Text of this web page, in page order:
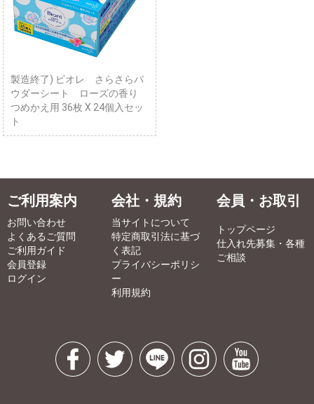
製造終了) ビオレ さらさらパ
ウダーシート ローズの香り
つめかえ用 36枚 X 24個入セッ
ト
ご利用案内
お問い合わせ
よくあるご質問
ご利用ガイド
会員登録
ログイン
会社・規約
当サイトについて
特定商取引法に基づ
く表記
プライバシーポリシ
ー
利用規約
会員・お取引
トップページ
仕入れ先募集・各種
ご相談